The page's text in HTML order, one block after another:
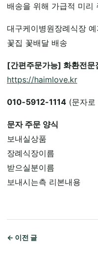
배송을 위해 가급적 미리
대구케이병원장례식장
꽃집 꽃배달 배송
[간편주문가능] 화환전
https://haimlove.kr
010-5912-1114 (문자로
문자 주문 양식
보내실상품
장례식장이름
받으실분이름
보내시는측 리본내용
← 이전 글